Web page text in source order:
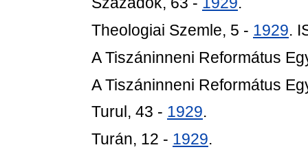
Theologiai Szemle, 5 - 1929.
A Tiszáninneni Református
A Tiszáninneni Református
Turul, 43 - 1929.
Turán, 12 - 1929.